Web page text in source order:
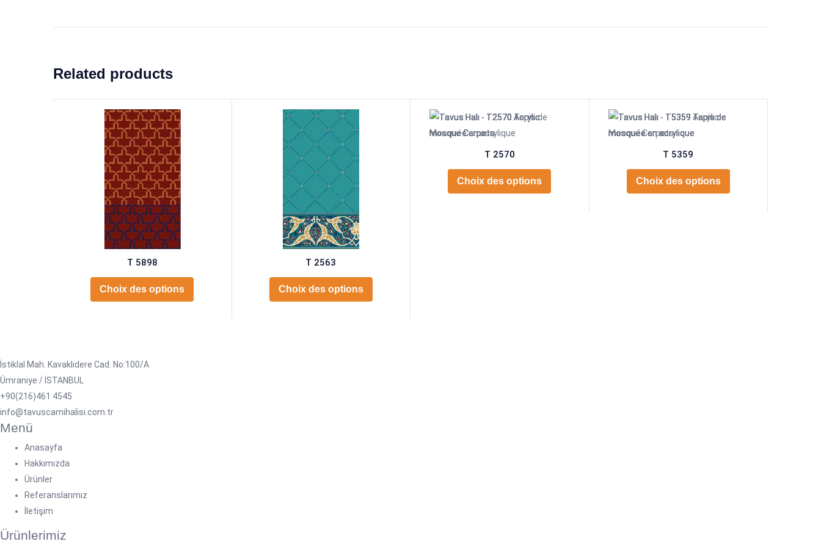
Related products
T 5898
Choix des options
T 2563
Choix des options
T 2570
Choix des options
T 5359
Choix des options
İstiklal Mah. Kavaklıdere Cad. No:100/A
Ümraniye / İSTANBUL
+90(216)461 4545
info@tavuscamihalisi.com.tr
Menü
Anasayfa
Hakkımızda
Ürünler
Referanslarımız
İletişim
Ürünlerimiz